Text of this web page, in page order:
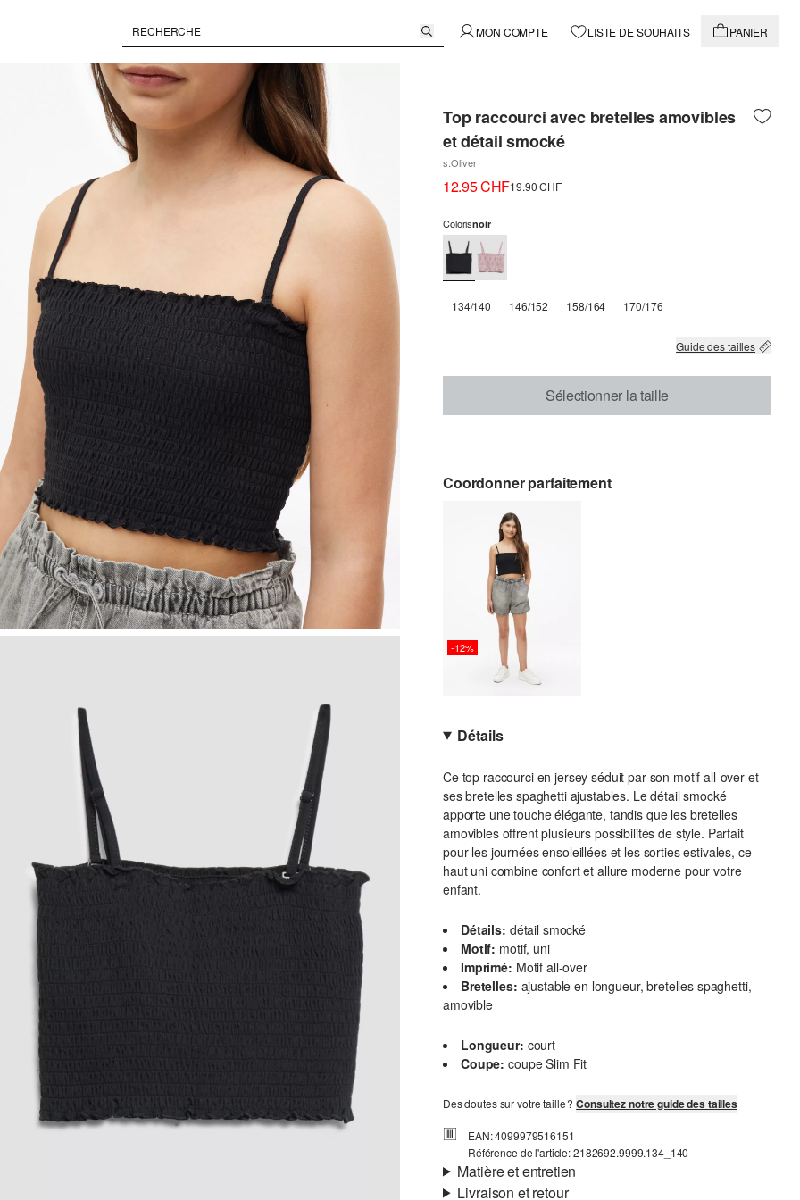
MON COMPTE LISTE DE SOUHAITS PANIER
Top raccourci avec bretelles amovibles
et détail smocké
s.Oliver
12.95 CHF19.90 CHF
Colorisnoir
134/140 146/152 158/164 170/176
Guide des tailles
Sélectionner la taille
Coordonner parfaitement
-12%
Détails
Ce top raccourci en jersey séduit par son motif all-over et
ses bretelles spaghetti ajustables. Le détail smocké
apporte une touche élégante, tandis que les bretelles
amovibles offrent plusieurs possibilités de style. Parfait
pour les journées ensoleillées et les sorties estivales, ce
haut uni combine confort et allure moderne pour votre
enfant.
Détails: détail smocké
Motif: motif, uni
Imprimé: Motif all-over
Bretelles: ajustable en longueur, bretelles spaghetti,
amovible
Longueur: court
Coupe: coupe Slim Fit
Des doutes sur votre taille ?Consultez notre guide des tailles
EAN: 4099979516151
Référence de l'article: 2182692.9999.134_140
Matière et entretien
Livraison et retour